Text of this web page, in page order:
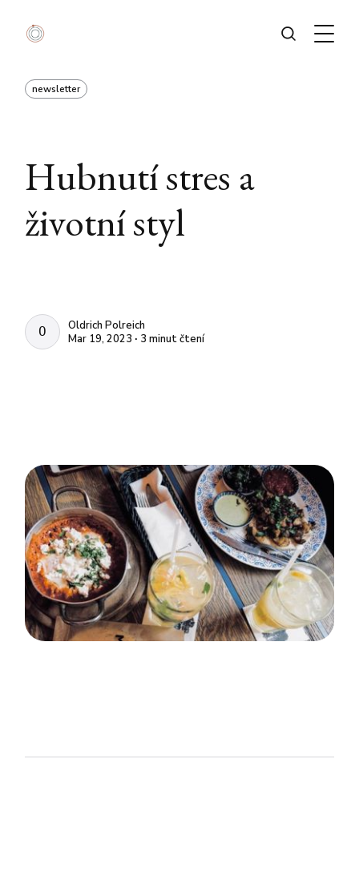
newsletter
Hubnutí stres a
životní styl
OLDRICH POLREICH
Oldrich Polreich
Mar 19, 2023 ∙ 3 minut čtení